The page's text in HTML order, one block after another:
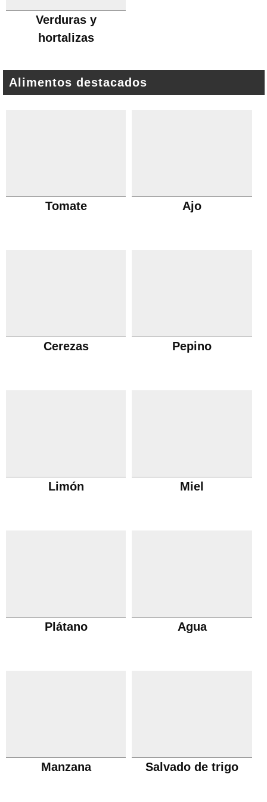
Verduras y
hortalizas
Alimentos destacados
Tomate Ajo
Cerezas Pepino
Limón Miel
Plátano Agua
Manzana Salvado de trigo